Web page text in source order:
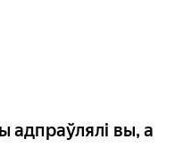
адпраўлялі вы, а